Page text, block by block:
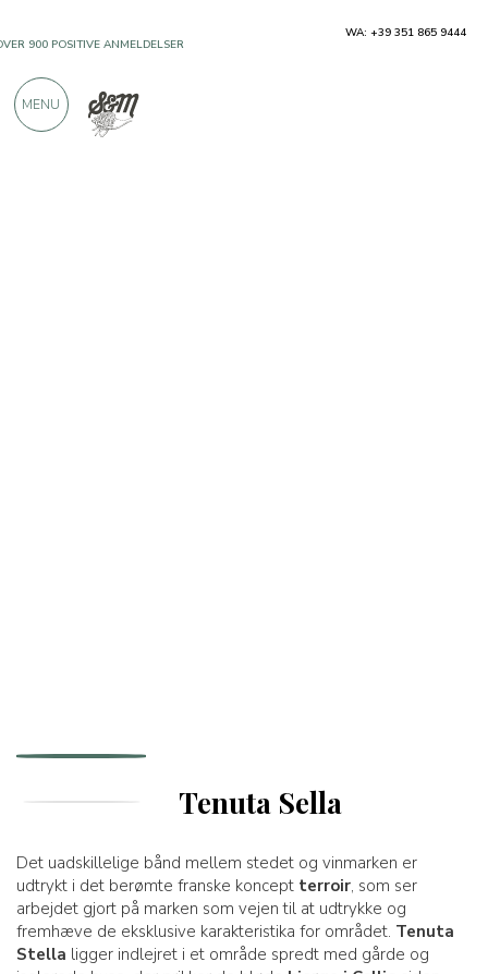
Tenuta Sella
Det uadskillelige bånd mellem stedet og vinmarken er
udtrykt i det berømte franske koncept terroir, som ser
arbejdet gjort på marken som vejen til at udtrykke og
fremhæve de eksklusive karakteristika for området. Tenuta
Stella ligger indlejret i et område spredt med gårde og
WA: +39 351 865 9444
MENU